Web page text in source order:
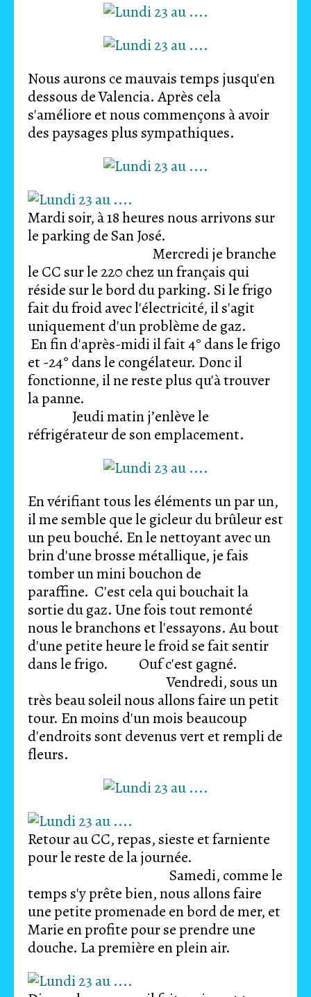
Nous aurons ce mauvais temps jusqu'en
dessous de Valencia. Après cela
s'améliore et nous commençons à avoir
des paysages plus sympathiques.
Mardi soir, à 18 heures nous arrivons sur
le parking de San José.
Mercredi je branche
le CC sur le 220 chez un français qui
réside sur le bord du parking. Si le frigo
fait du froid avec l'électricité, il s'agit
uniquement d'un problème de gaz.
En fin d'après-midi il fait 4° dans le frigo
et -24° dans le congélateur. Donc il
fonctionne, il ne reste plus qu'à trouver
la panne.
Jeudi matin j’enlève le
réfrigérateur de son emplacement.
En vérifiant tous les éléments un par un,
il me semble que le gicleur du brûleur est
un peu bouché. En le nettoyant avec un
brin d'une brosse métallique, je fais
tomber un mini bouchon de
paraffine. C'est cela qui bouchait la
sortie du gaz. Une fois tout remonté
nous le branchons et l'essayons. Au bout
d'une petite heure le froid se fait sentir
dans le frigo. Ouf c'est gagné.
Vendredi, sous un
très beau soleil nous allons faire un petit
tour. En moins d'un mois beaucoup
d'endroits sont devenus vert et rempli de
fleurs.
Retour au CC, repas, sieste et farniente
pour le reste de la journée.
Samedi, comme le
temps s'y prête bien, nous allons faire
une petite promenade en bord de mer, et
Marie en profite pour se prendre une
douche. La première en plein air.